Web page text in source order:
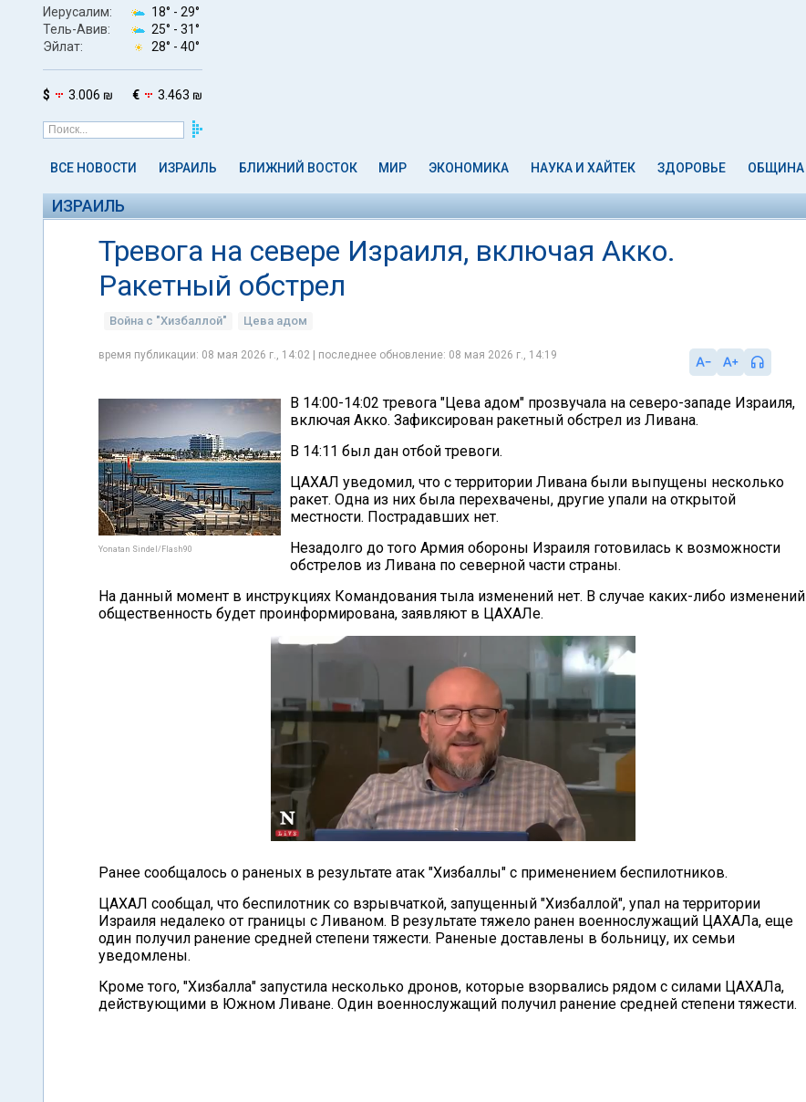
Иерусалим: 18° - 29°
Тель-Авив:
25° - 31°
Эйлат:
28° - 40°
$ 3.006 ₪ € 3.463 ₪
ВСЕ НОВОСТИ ИЗРАИЛЬ БЛИЖНИЙ ВОСТОК МИР ЭКОНОМИКА НАУКА И ХАЙТЕК ЗДОРОВЬЕ ОБЩИНА
ИЗРАИЛЬ
Тревога на севере Израиля, включая Акко.
Ракетный обстрел
Война с "Хизбаллой" Цева адом
время публикации: 08 мая 2026 г., 14:02 | последнее обновление: 08 мая 2026 г., 14:19
Yonatan Sindel/Flash90
В 14:00-14:02 тревога "Цева адом" прозвучала на северо-западе Израиля,
включая Акко. Зафиксирован ракетный обстрел из Ливана.
В 14:11 был дан отбой тревоги.
ЦАХАЛ уведомил, что с территории Ливана были выпущены несколько
ракет. Одна из них была перехвачены, другие упали на открытой
местности. Пострадавших нет.
Незадолго до того Армия обороны Израиля готовилась к возможности
обстрелов из Ливана по северной части страны.
На данный момент в инструкциях Командования тыла изменений нет. В случае каких-либо изменений
общественность будет проинформирована, заявляют в ЦАХАЛе.
Ранее сообщалось о раненых в результате атак "Хизбаллы" с применением беспилотников.
ЦАХАЛ сообщал, что беспилотник со взрывчаткой, запущенный "Хизбаллой", упал на территории
Израиля недалеко от границы с Ливаном. В результате тяжело ранен военнослужащий ЦАХАЛа, еще
один получил ранение средней степени тяжести. Раненые доставлены в больницу, их семьи
уведомлены.
Кроме того, "Хизбалла" запустила несколько дронов, которые взорвались рядом с силами ЦАХАЛа,
действующими в Южном Ливане. Один военнослужащий получил ранение средней степени тяжести.